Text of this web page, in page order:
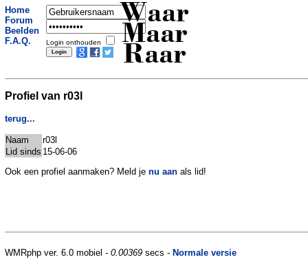
Home
Forum
Beelden
F.A.Q.
Login onthouden
Waar
Maar
Raar
Profiel van r03l
terug...
Naam
r03l
Lid sinds 15-06-06
Ook een profiel aanmaken? Meld je nu aan als lid!
WMRphp ver. 6.0 mobiel - 0.00369 secs - Normale versie